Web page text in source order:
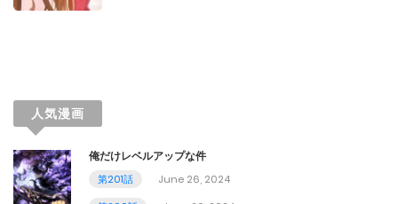
人気漫画
俺だけレベルアップな件
第201話
June 26, 2024